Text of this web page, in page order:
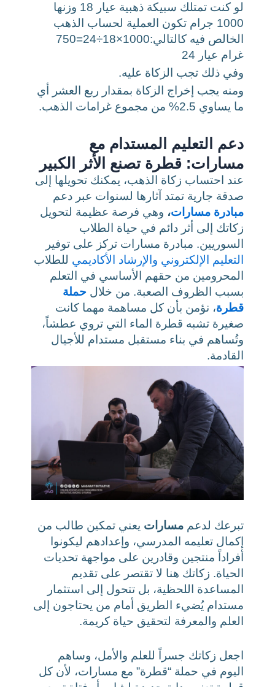
لو كنت تمتلك سبيكة ذهبية عيار 18 وزنها
1000 جرام تكون العملية لحساب الذهب
الخالص فيه كالتالي:
1000×18÷24=750
غرام عيار 24
وفي ذلك تجب الزكاة عليه.
ومنه يجب إخراج الزكاة بمقدار ربع العشر أي
ما يساوي 2.5% من مجموع غرامات الذهب.
دعم التعليم المستدام مع
مسارات: قطرة تصنع الأثر الكبير
عند احتساب زكاة الذهب، يمكنك تحويلها إلى
صدقة جارية تمتد آثارها لسنوات عبر دعم
مبادرة مسارات، وهي فرصة عظيمة لتحويل
زكاتك إلى أثر دائم في حياة الطلاب
السوريين. مبادرة مسارات تركز على توفير
التعليم الإلكتروني والإرشاد الأكاديمي للطلاب
المحرومين من حقهم الأساسي في التعلم
بسبب الظروف الصعبة. من خلال حملة
قطرة، نؤمن بأن كل مساهمة مهما كانت
صغيرة تشبه قطرة الماء التي تروي عطشاً،
وتُساهم في بناء مستقبل مستدام للأجيال
القادمة.
تبرعك لدعم مسارات يعني تمكين طالب من
إكمال تعليمه المدرسي، وإعدادهم ليكونوا
أفراداً منتجين وقادرين على مواجهة تحديات
الحياة. زكاتك هنا لا تقتصر على تقديم
المساعدة اللحظية، بل تتحول إلى استثمار
مستدام يُضيء الطريق أمام من يحتاجون إلى
العلم والمعرفة لتحقيق حياة كريمة.
اجعل زكاتك جسراً للعلم والأمل، وساهم
اليوم في حملة “قطرة” مع مسارات، لأن كل